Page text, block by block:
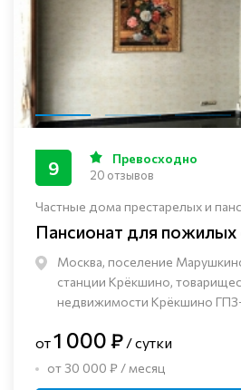
Частные дома престарелых и
Пансионат для
Москва, поселение
станции Крёкшино,
недвижимости Крёкшино ГПЗ-
9 Превосходно
20 отзывов
от1 000 ₽ / сутки
от 30 000 ₽ / месяц